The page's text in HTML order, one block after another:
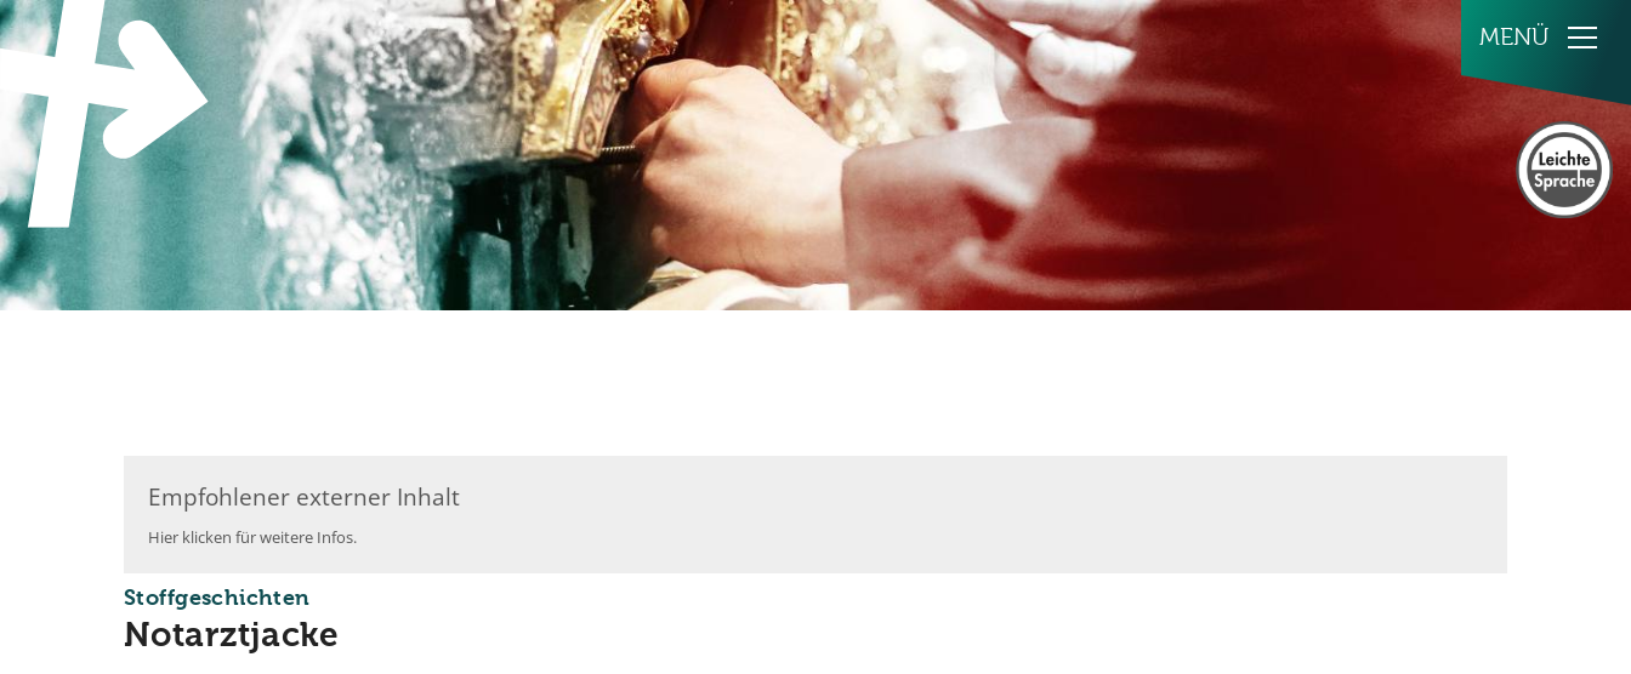
Zum Inhalt springen
Empfohlener externer Inhalt
Hier klicken für weitere Infos.
Stoffgeschichten:
Notarztjacke